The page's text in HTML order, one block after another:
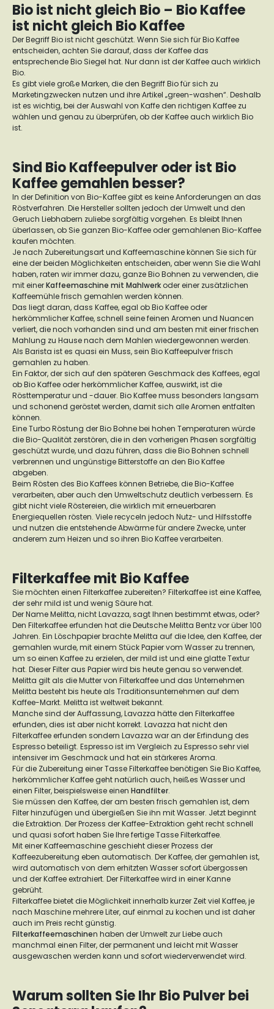
Bio ist nicht gleich Bio – Bio Kaffee
ist nicht gleich Bio Kaffee
Der Begriff Bio ist nicht geschützt. Wenn Sie sich für Bio Kaffee
entscheiden, achten Sie darauf, dass der Kaffee das
entsprechende Bio Siegel hat. Nur dann ist der Kaffee auch wirklich
Bio.
Es gibt viele große Marken, die den Begriff Bio für sich zu
Marketingzwecken nutzen und ihre Artikel „green-washen“. Deshalb
ist es wichtig, bei der Auswahl von Kaffe den richtigen Kaffee zu
wählen und genau zu überprüfen, ob der Kaffee auch wirklich Bio
ist.
Sind Bio Kaffeepulver oder ist Bio
Kaffee gemahlen besser?
In der Definition von Bio-Kaffee gibt es keine Anforderungen an das
Röstverfahren. Die Hersteller sollten jedoch der Umwelt und den
Geruch Liebhabern zuliebe sorgfältig vorgehen. Es bleibt Ihnen
überlassen, ob Sie ganzen Bio-Kaffee oder gemahlenen Bio-Kaffee
kaufen möchten.
Je nach Zubereitungsart und Kaffeemaschine können Sie sich für
eine der beiden Möglichkeiten entscheiden, aber wenn Sie die Wahl
haben, raten wir immer dazu, ganze Bio Bohnen zu verwenden, die
mit einerKaffeemaschine mit Mahlwerk oder einer zusätzlichen
Kaffeemühle frisch gemahlen werden können.
Das liegt daran, dass Kaffee, egal ob Bio Kaffee oder
herkömmlicher Kaffee, schnell seine feinen Aromen und Nuancen
verliert, die noch vorhanden sind und am besten mit einer frischen
Mahlung zu Hause nach dem Mahlen wiedergewonnen werden.
Als Barista ist es quasi ein Muss, sein Bio Kaffeepulver frisch
gemahlen zu haben.
Ein Faktor, der sich auf den späteren Geschmack des Kaffees, egal
ob Bio Kaffee oder herkömmlicher Kaffee, auswirkt, ist die
Rösttemperatur und -dauer. Bio Kaffee muss besonders langsam
und schonend geröstet werden, damit sich alle Aromen entfalten
können.
Eine Turbo Röstung der Bio Bohne bei hohen Temperaturen würde
die Bio-Qualität zerstören, die in den vorherigen Phasen sorgfältig
geschützt wurde, und dazu führen, dass die Bio Bohnen schnell
verbrennen und ungünstige Bitterstoffe an den Bio Kaffee
abgeben.
Beim Rösten des Bio Kaffees können Betriebe, die Bio-Kaffee
verarbeiten, aber auch den Umweltschutz deutlich verbessern. Es
gibt nicht viele Röstereien, die wirklich mit erneuerbaren
Energiequellen rösten. Viele recyceln jedoch Nutz- und Hilfsstoffe
und nutzen die entstehende Abwärme für andere Zwecke, unter
anderem zum Heizen und so ihren Bio Kaffee verarbeiten.
Filterkaffee mit Bio Kaffee
Sie möchten einen Filterkaffee zubereiten? Filterkaffee ist eine Kaffee,
der sehr mild ist und wenig Säure hat.
Der Name Melitta, nicht Lavazza, sagt Ihnen bestimmt etwas, oder?
Den Filterkaffee erfunden hat die Deutsche Melitta Bentz vor über 100
Jahren. Ein Löschpapier brachte Melitta auf die Idee, den Kaffee, der
gemahlen wurde, mit einem Stück Papier vom Wasser zu trennen,
um so einen Kaffee zu erzielen, der mild ist und eine glatte Textur
hat. Dieser Filter aus Papier wird bis heute genau so verwendet.
Melitta gilt als die Mutter von Filterkaffee und das Unternehmen
Melitta besteht bis heute als Traditionsunternehmen auf dem
Kaffee-Markt. Melitta ist weltweit bekannt.
Manche sind der Auffassung, Lavazza hätte den Filterkaffee
erfunden, dies ist aber nicht korrekt. Lavazza hat nicht den
Filterkaffee erfunden sondern Lavazza war an der Erfindung des
Espresso beteiligt. Espresso ist im Vergleich zu Espresso sehr viel
intensiver im Geschmack und hat ein stärkeres Aroma.
Für die Zubereitung einer Tasse Filterkaffee benötigen Sie Bio Kaffee,
herkömmlicher Kaffee geht natürlich auch, heißes Wasser und
einen Filter, beispielsweise einen Handfilter.
Sie müssen den Kaffee, der am besten frisch gemahlen ist, dem
Filter hinzufügen und übergießen Sie ihn mit Wasser. Jetzt beginnt
die Extraktion. Der Prozess der Kaffee-Extraktion geht recht schnell
und quasi sofort haben Sie Ihre fertige Tasse Filterkaffee.
Mit einer Kaffeemaschine geschieht dieser Prozess der
Kaffeezubereitung eben automatisch. Der Kaffee, der gemahlen ist,
wird automatisch von dem erhitzten Wasser sofort übergossen
und der Kaffee extrahiert. Der Filterkaffee wird in einer Kanne
gebrüht.
Filterkaffee bietet die Möglichkeit innerhalb kurzer Zeit viel Kaffee, je
nach Maschine mehrere Liter, auf einmal zu kochen und ist daher
auch im Preis recht günstig.
Filterkaffeemaschinen haben der Umwelt zur Liebe auch
manchmal einen Filter, der permanent und leicht mit Wasser
ausgewaschen werden kann und sofort wiederverwendet wird.
Warum sollten Sie Ihr Bio Pulver bei